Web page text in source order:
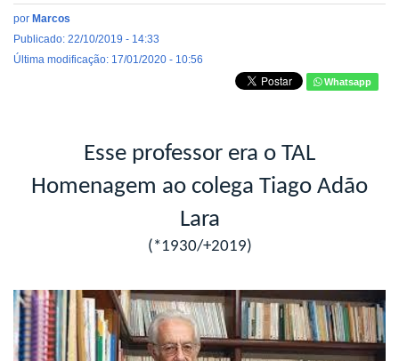
por Marcos
Publicado: 22/10/2019 - 14:33
Última modificação: 17/01/2020 - 10:56
Whatsapp
Esse professor era o TAL
Homenagem ao colega Tiago Adão
Lara
(*1930/+2019)